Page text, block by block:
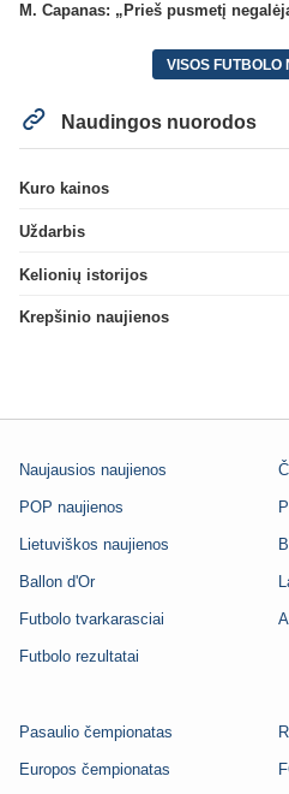
VISOS FUTBOLO
Naudingos nuorodos
Kuro kainos
Uždarbis
Kelionių istorijos
Krepšinio naujienos
Naujausios naujienos
POP naujienos
Lietuviškos naujienos
Ballon d'Or
Futbolo tvarkarasciai
Futbolo rezultatai
Pasaulio čempionatas
Europos čempionatas